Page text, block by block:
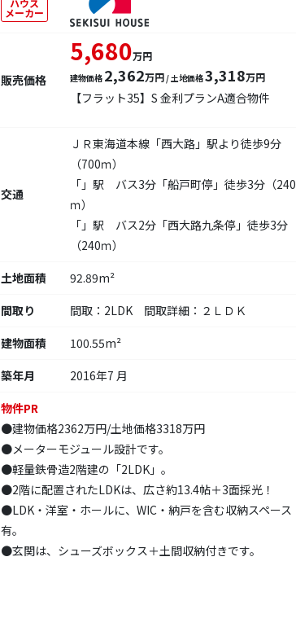
ハウス
メーカー
販売価格
5,680万円
建物価格 2,362万円 / 土地価格3,318万円
【フラット35】S 金利プランA適合物件
交通
ＪＲ東海道本線「西大路」駅より徒歩9分
（700ｍ）
「」駅 バス3分「船戸町停」徒歩3分（240
ｍ）
「」駅 バス2分「西大路九条停」徒歩3分
（240ｍ）
土地面積
92.89m²
間取り
間取：2LDK 間取詳細：２ＬＤＫ
建物面積
100.55m²
築年月
2016年7 月
物件PR
●建物価格2362万円/土地価格3318万円
●メーターモジュール設計です。
●軽量鉄骨造2階建の「2LDK」。
●2階に配置されたLDKは、広さ約13.4帖＋3面採光！
●LDK・洋室・ホールに、WIC・納戸を含む収納スペース
有。
●玄関は、シューズボックス＋土間収納付きです。